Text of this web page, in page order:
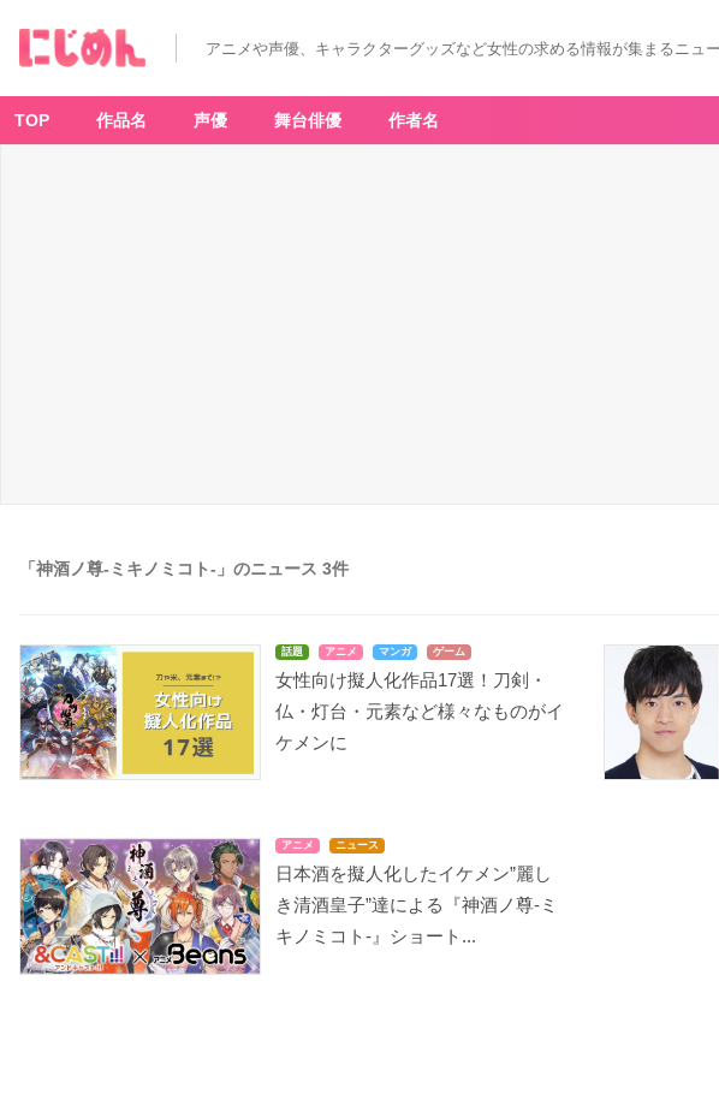
アニメや声優、キャラクターグッズなど女性の求める情報が集まるニュ
TOP 作品名 声優 舞台俳優 作者名
「神酒ノ尊-ミキノミコト-」のニュース 3件
話題 アニメ マンガ ゲーム
女性向け擬人化作品17選！刀剣・
仏・灯台・元素など様々なものがイ
ケメンに
アニメ ニュース
日本酒を擬人化したイケメン”麗し
き清酒皇子”達による『神酒ノ尊-ミ
キノミコト-』ショート...